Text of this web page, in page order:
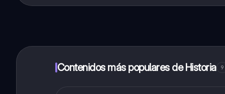
inmeditamente. Puedes ganar dinero utilizando la
Contenidos más populares de Historia 9